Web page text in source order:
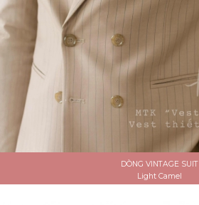
DÒNG VINTAGE SUIT
Light Camel